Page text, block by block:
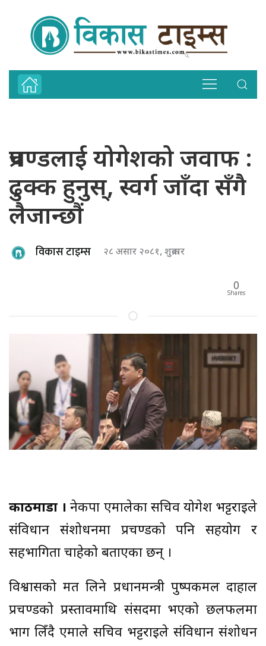
प्रचण्डलाई योगेशको जवाफ :
ढुक्क हुनुस्, स्वर्ग जाँदा सँगै
लैजान्छौं
विकास टाइम्स २८ असार २०८१, शुक्रबार
0
Shares
काठमाडौं । नेकपा एमालेका सचिव योगेश भट्टराईले
संविधान संशोधनमा प्रचण्डको पनि सहयोग र
सहभागिता चाहेको बताएका छन् ।
विश्वासको मत लिने प्रधानमन्त्री पुष्पकमल दाहाल
प्रचण्डको प्रस्तावमाथि संसदमा भएको छलफलमा
भाग लिँदै एमाले सचिव भट्टराईले संविधान संशोधन